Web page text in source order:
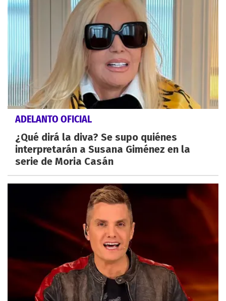
ADELANTO OFICIAL
¿Qué dirá la diva? Se supo quiénes
interpretarán a Susana Giménez en la
serie de Moria Casán